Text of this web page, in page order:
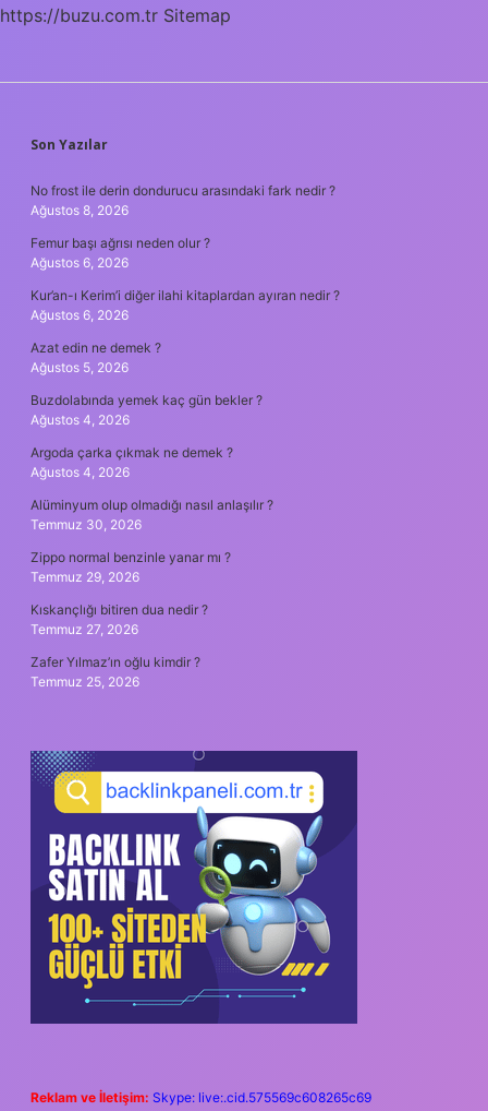
https://buzu.com.tr Sitemap
SIDEBAR
Son Yazılar
No frost ile derin dondurucu arasındaki fark nedir ?
Ağustos 8, 2026
Femur başı ağrısı neden olur ?
Ağustos 6, 2026
Kur’an-ı Kerim’i diğer ilahi kitaplardan ayıran nedir ?
Ağustos 6, 2026
Azat edin ne demek ?
Ağustos 5, 2026
Buzdolabında yemek kaç gün bekler ?
Ağustos 4, 2026
Argoda çarka çıkmak ne demek ?
Ağustos 4, 2026
Alüminyum olup olmadığı nasıl anlaşılır ?
Temmuz 30, 2026
Zippo normal benzinle yanar mı ?
Temmuz 29, 2026
Kıskançlığı bitiren dua nedir ?
Temmuz 27, 2026
Zafer Yılmaz’ın oğlu kimdir ?
Temmuz 25, 2026
Reklam ve İletişim: Skype: live:.cid.575569c608265c69